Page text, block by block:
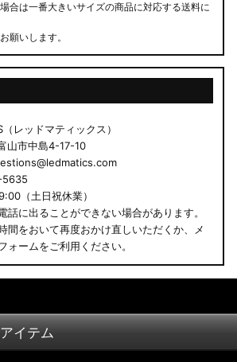
合は一番大きいサイズの商品に対応する送料に
願いします。
レッドマティックス）
山市中島4-17-10
5635
（土日祝休業）
話に出ることができない場合があります。
間をおいて再度おかけ直しいただくか、メ
ォームをご利用ください。
イテム